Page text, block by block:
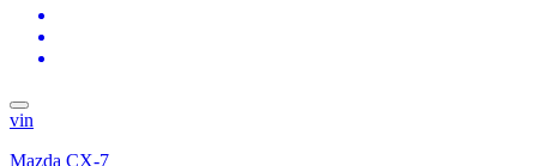
vin
Mazda CX-7